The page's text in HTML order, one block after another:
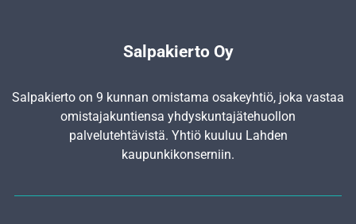
Salpakierto Oy
Salpakierto on 9 kunnan omistama osakeyhtiö, joka vastaa
omistajakuntiensa yhdyskunta­jätehuollon
palvelutehtävistä. Yhtiö kuuluu Lahden
kaupunkikonserniin.